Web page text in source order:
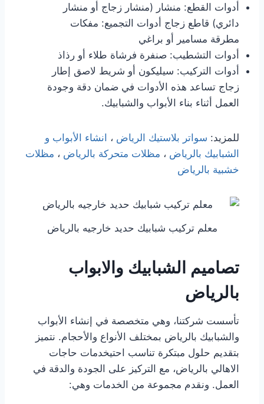
أدوات القطع: منشار (منشار زجاج أو منشار
دائري) قاطع زجاج أدوات التجميع: مفكات
مطرقة مسامير أو براغي
أدوات التشطيب: صنفرة فرشاة طلاء أو رذاذ
أدوات التركيب: سيليكون أو شريط لاصق إطار
زجاج تساعد هذه الأدوات في ضمان دقة وجودة
العمل أثناء بناء الأبواب والشبابيك.
للمزيد: سواتر بلاستيك الرياض ، انشاء الأبواب و
الشبابيك بالرياض ، مظلات متحركة بالرياض ، مظلات
خشبية بالرياض
معلم تركيب شبابيك حديد خارجيه بالرياض
تصاميم الشبابيك والابواب
بالرياض
تأسست شركتنا، وهي متخصصة في إنشاء الأبواب
والشبابيك بالرياض بمختلف الأنواع والأحجام. نتميز
بتقديم حلول مبتكرة تناسب احتيخدمات حاجات
الاهالي بالرياض، مع التركيز على الجودة والدقة في
العمل. ونقدم مجموعة من الخدمات وهي: